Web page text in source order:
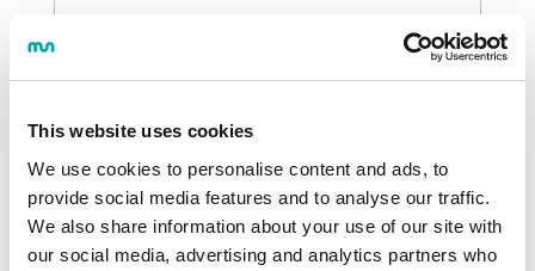
This website uses cookies
We use cookies to personalise content and ads, to
provide social media features and to analyse our traffic.
We also share information about your use of our site with
our social media, advertising and analytics partners who
Comentario (*)